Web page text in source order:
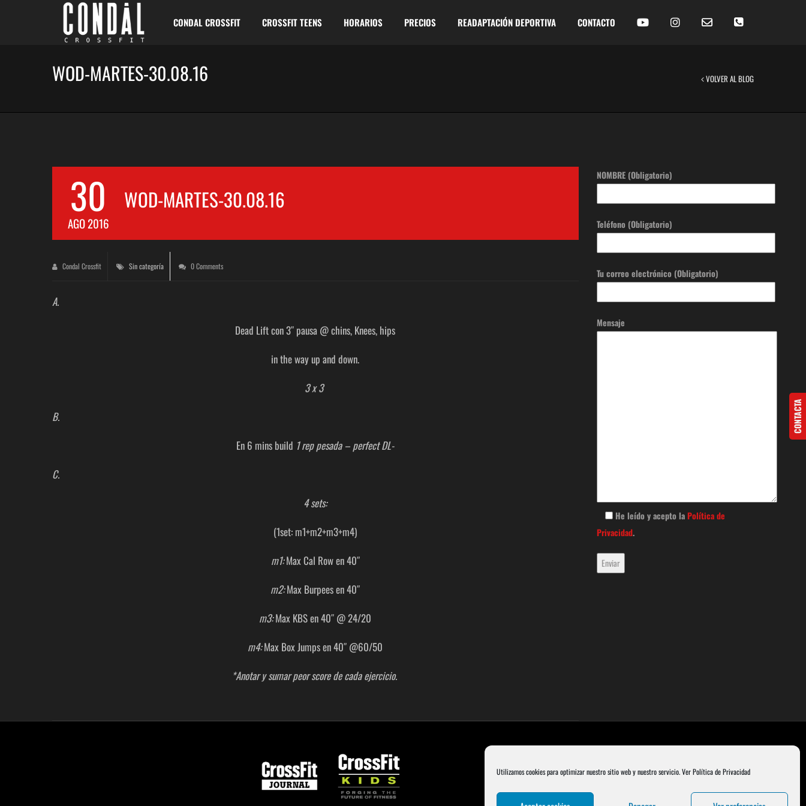
Utilizamos cookies para optimizar nuestro sitio web y nuestro servicio.Ver Política de Privacidad
CONDAL CROSSFIT CROSSFIT TEENS HORARIOS PRECIOS READAPTACIÓN DEPORTIVA CONTACTO
WOD-MARTES-30.08.16 VOLVER AL BLOG
30
AGO 2016
WOD-MARTES-30.08.16
Condal Crossfit Sin categoría 0 Comments
A.
Dead Lift con 3″ pausa @ chins, Knees, hips
in the way up and down.
3 x 3
B.
En 6 mins build 1 rep pesada – perfect DL-
C.
4 sets:
(1set: m1+m2+m3+m4)
m1:Max Cal Row en 40″
m2:Max Burpees en 40″
m3:Max KBS en 40″ @ 24/20
m4:Max Box Jumps en 40″ @60/50
*Anotar y sumar peor score de cada ejercicio.
NOMBRE (Obligatorio)
Teléfono (Obligatorio)
Tu correo electrónico (Obligatorio)
Mensaje
He leído y acepto laPolítica de
Privacidad.
CONTACTA